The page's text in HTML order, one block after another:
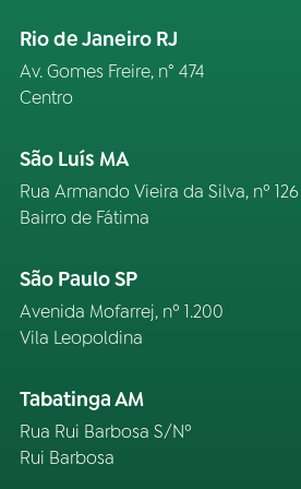
Rio de Janeiro RJ
Av. Gomes Freire, n° 474
Centro
São Luís MA
Rua Armando Vieira da Silva, nº 126
Bairro de Fátima
São Paulo SP
Avenida Mofarrej, nº 1.200
Vila Leopoldina
Tabatinga AM
Rua Rui Barbosa S/Nº
Rui Barbosa